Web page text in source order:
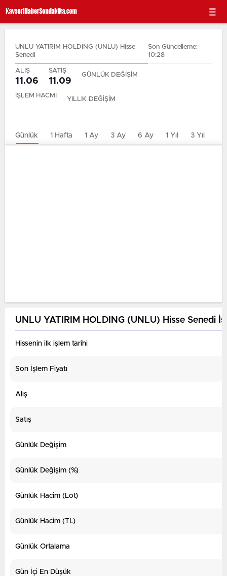
UNLU YATIRIM HOLDING (UNLU) Hisse
Senedi
Son Güncelleme:
10:28
ALIŞ
11.06
SATIŞ
11.09
GÜNLÜK DEĞİŞİM
İŞLEM HACMİ YILLIK DEĞİŞİM
Günlük 1 Hafta 1 Ay 3 Ay 6 Ay 1 Yıl 3 Yıl
UNLU YATIRIM HOLDING (UNLU) Hisse Senedi
Hissenin ilk işlem tarihi
Son İşlem Fiyatı
Alış
Satış
Günlük Değişim
Günlük Değişim (%)
Günlük Hacim (Lot)
Günlük Hacim (TL)
Günlük Ortalama
Gün İçi En Düşük